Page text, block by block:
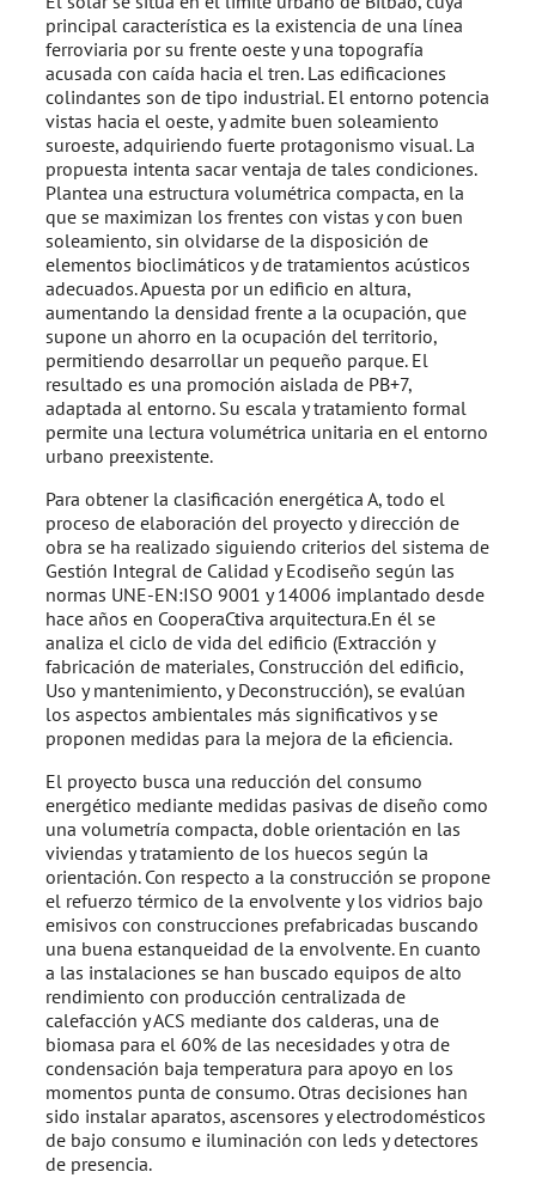
principal característica es la existencia de una línea
ferroviaria por su frente oeste y una topografía
acusada con caída hacia el tren. Las edificaciones
colindantes son de tipo industrial. El entorno potencia
vistas hacia el oeste, y admite buen soleamiento
suroeste, adquiriendo fuerte protagonismo visual. La
propuesta intenta sacar ventaja de tales condiciones.
Plantea una estructura volumétrica compacta, en la
que se maximizan los frentes con vistas y con buen
soleamiento, sin olvidarse de la disposición de
elementos bioclimáticos y de tratamientos acústicos
adecuados. Apuesta por un edificio en altura,
aumentando la densidad frente a la ocupación, que
supone un ahorro en la ocupación del territorio,
permitiendo desarrollar un pequeño parque. El
resultado es una promoción aislada de PB+7,
adaptada al entorno. Su escala y tratamiento formal
permite una lectura volumétrica unitaria en el entorno
urbano preexistente.
Para obtener la clasificación energética A, todo el
proceso de elaboración del proyecto y dirección de
obra se ha realizado siguiendo criterios del sistema de
Gestión Integral de Calidad y Ecodiseño según las
normas UNE-EN:ISO 9001 y 14006 implantado desde
hace años en CooperaCtiva arquitectura.En él se
analiza el ciclo de vida del edificio (Extracción y
fabricación de materiales, Construcción del edificio,
Uso y mantenimiento, y Deconstrucción), se evalúan
los aspectos ambientales más significativos y se
proponen medidas para la mejora de la eficiencia.
El proyecto busca una reducción del consumo
energético mediante medidas pasivas de diseño como
una volumetría compacta, doble orientación en las
viviendas y tratamiento de los huecos según la
orientación. Con respecto a la construcción se propone
el refuerzo térmico de la envolvente y los vidrios bajo
emisivos con construcciones prefabricadas buscando
una buena estanqueidad de la envolvente. En cuanto
a las instalaciones se han buscado equipos de alto
rendimiento con producción centralizada de
calefacción y ACS mediante dos calderas, una de
biomasa para el 60% de las necesidades y otra de
condensación baja temperatura para apoyo en los
momentos punta de consumo. Otras decisiones han
sido instalar aparatos, ascensores y electrodomésticos
de bajo consumo e iluminación con leds y detectores
de presencia.